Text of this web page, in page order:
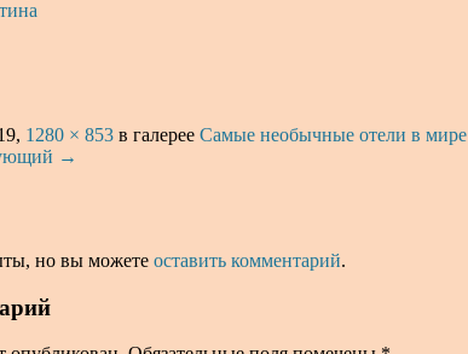
, 1280 × 853 в галерее Самые необычные отели в мире
→
но вы можете оставить комментарий.